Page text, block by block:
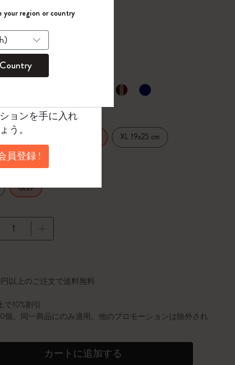
報を保存する
ジャーナル
ト, クランベリーレッド
cm XL 19x25 cm
横罫
円以上のご注文で送料無料
で10%割引
個。同一商品にのみ適用。他のプロモーションは除外され
カートに追加する
して、コード
を入力すると、初
送料無料になり
ウトレット品は
外。
ョンを手に入れ
う。
員登録 !
region or country